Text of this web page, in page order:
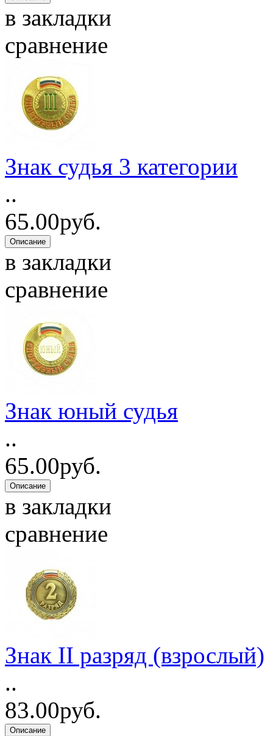
в закладки
сравнение
Знак судья 3 категории
..
65.00руб.
в закладки
сравнение
Знак юный судья
..
65.00руб.
в закладки
сравнение
Знак II разряд (взрослый)
..
83.00руб.